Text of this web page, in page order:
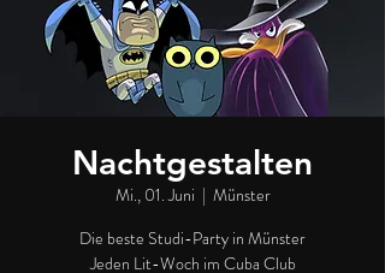
Nachtgestalten
Mi., 01. Juni
  |
Münster
Die beste Studi-Party in Münster
Jeden Lit-Woch im Cuba Club